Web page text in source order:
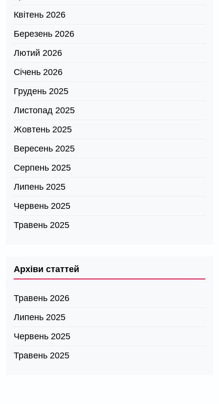
Квітень 2026
Березень 2026
Лютий 2026
Січень 2026
Грудень 2025
Листопад 2025
Жовтень 2025
Вересень 2025
Серпень 2025
Липень 2025
Червень 2025
Травень 2025
Архіви статтей
Травень 2026
Липень 2025
Червень 2025
Травень 2025